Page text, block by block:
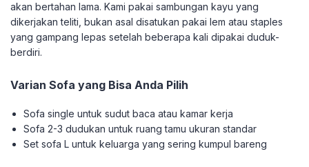
akan bertahan lama. Kami pakai sambungan kayu yang
dikerjakan teliti, bukan asal disatukan pakai lem atau staples
yang gampang lepas setelah beberapa kali dipakai duduk-
berdiri.
Varian Sofa yang Bisa Anda Pilih
Sofa single untuk sudut baca atau kamar kerja
Sofa 2-3 dudukan untuk ruang tamu ukuran standar
Set sofa L untuk keluarga yang sering kumpul bareng